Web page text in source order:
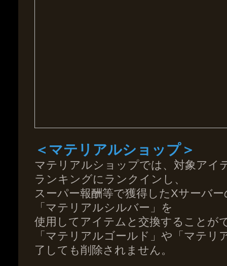
＜マテリアルショップ＞
マテリアルショップでは、対象アイ
ランキングにランクインし、
スーパー報酬等で獲得したXサーバ
「マテリアルシルバー」を
使用してアイテムと交換することが
「マテリアルゴールド」や「マテ
了しても削除されません。